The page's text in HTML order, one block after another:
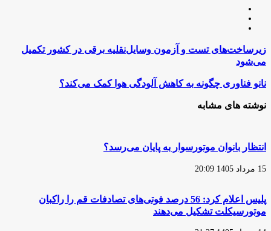
زیرساخت‌های
تست
و
آزمون
وسایل‌نقلیه
در
می‌شود
زیرساخت‌های تست و آزمون وسایل‌نقلیه برقی در کشور تکمیل
می‌شود
نانو
چگونه
به
هوا
کمک
می‌کند؟
نانو فناوری چگونه به کاهش آلودگی هوا کمک می‌کند؟
نوشته های مشابه
انتظار بانوان موتورسوار به پایان می‌رسد؟
15 مرداد 1405 20:09
پلیس اعلام کرد: 56 درصد فوتی‌های تصادفات قم را راکبان
موتورسیکلت تشکیل می‌دهند